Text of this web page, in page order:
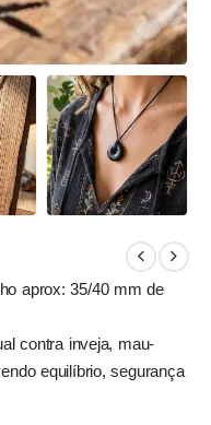
aprox: 35/40 mm de
contra inveja, mau-
equilíbrio, segurança